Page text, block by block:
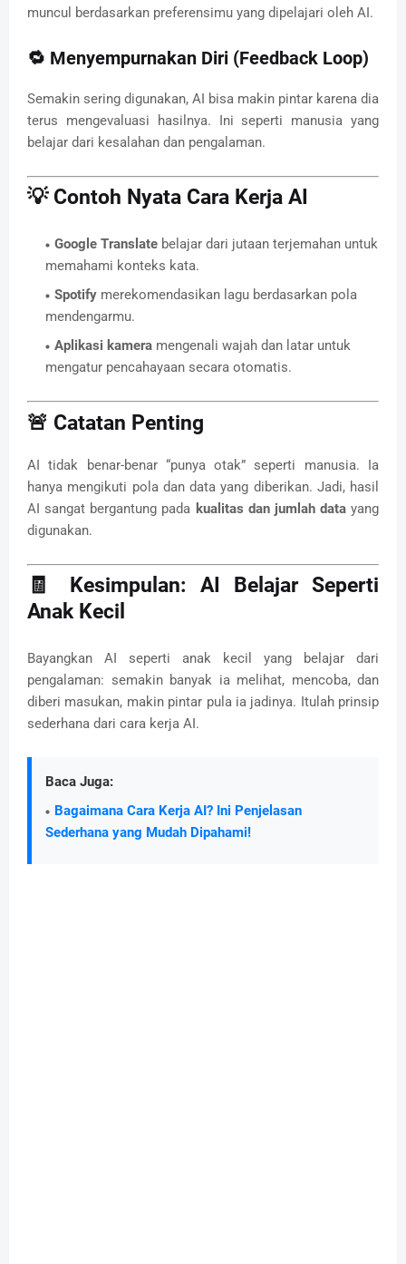
muncul berdasarkan preferensimu yang dipelajari oleh AI.
🔁 Menyempurnakan Diri (Feedback Loop)
Semakin sering digunakan, AI bisa makin pintar karena dia
terus mengevaluasi hasilnya. Ini seperti manusia yang
belajar dari kesalahan dan pengalaman.
💡 Contoh Nyata Cara Kerja AI
Google Translate belajar dari jutaan terjemahan untuk
memahami konteks kata.
Spotify merekomendasikan lagu berdasarkan pola
mendengarmu.
Aplikasi kamera mengenali wajah dan latar untuk
mengatur pencahayaan secara otomatis.
🚨 Catatan Penting
AI tidak benar-benar “punya otak” seperti manusia. Ia
hanya mengikuti pola dan data yang diberikan. Jadi, hasil
AI sangat bergantung pada kualitas dan jumlah datayang
digunakan.
🧾 Kesimpulan: AI Belajar Seperti
Anak Kecil
Bayangkan AI seperti anak kecil yang belajar dari
pengalaman: semakin banyak ia melihat, mencoba, dan
diberi masukan, makin pintar pula ia jadinya. Itulah prinsip
sederhana dari cara kerja AI.
Baca Juga:
Bagaimana Cara Kerja AI? Ini Penjelasan
Sederhana yang Mudah Dipahami!